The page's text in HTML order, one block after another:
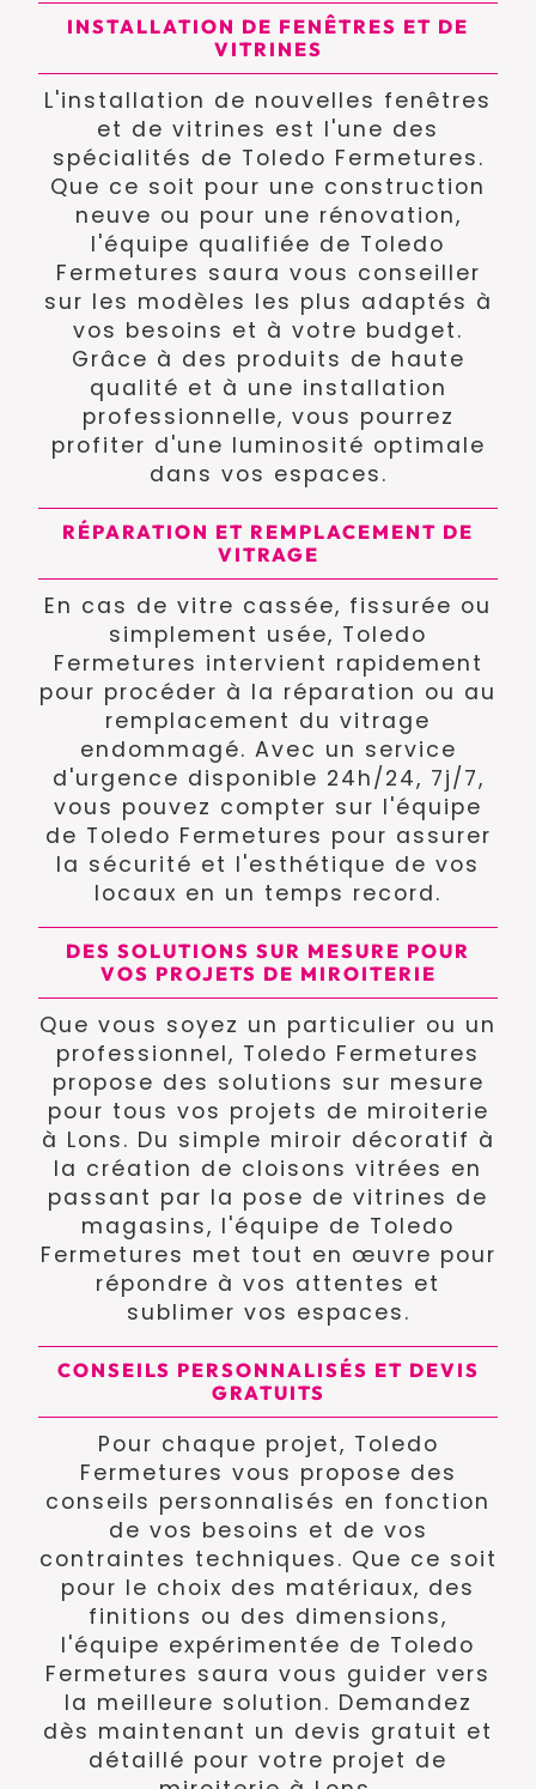
INSTALLATION DE FENÊTRES ET DE
VITRINES
L'installation de nouvelles fenêtres
et de vitrines est l'une des
spécialités de Toledo Fermetures.
Que ce soit pour une construction
neuve ou pour une rénovation,
l'équipe qualifiée de Toledo
Fermetures saura vous conseiller
sur les modèles les plus adaptés à
vos besoins et à votre budget.
Grâce à des produits de haute
qualité et à une installation
professionnelle, vous pourrez
profiter d'une luminosité optimale
dans vos espaces.
RÉPARATION ET REMPLACEMENT DE
VITRAGE
En cas de vitre cassée, fissurée ou
simplement usée, Toledo
Fermetures intervient rapidement
pour procéder à la réparation ou au
remplacement du vitrage
endommagé. Avec un service
d'urgence disponible 24h/24, 7j/7,
vous pouvez compter sur l'équipe
de Toledo Fermetures pour assurer
la sécurité et l'esthétique de vos
locaux en un temps record.
DES SOLUTIONS SUR MESURE POUR
VOS PROJETS DE MIROITERIE
Que vous soyez un particulier ou un
professionnel, Toledo Fermetures
propose des solutions sur mesure
pour tous vos projets de miroiterie
à Lons. Du simple miroir décoratif à
la création de cloisons vitrées en
passant par la pose de vitrines de
magasins, l'équipe de Toledo
Fermetures met tout en œuvre pour
répondre à vos attentes et
sublimer vos espaces.
CONSEILS PERSONNALISÉS ET DEVIS
GRATUITS
Pour chaque projet, Toledo
Fermetures vous propose des
conseils personnalisés en fonction
de vos besoins et de vos
contraintes techniques. Que ce soit
pour le choix des matériaux, des
finitions ou des dimensions,
l'équipe expérimentée de Toledo
Fermetures saura vous guider vers
la meilleure solution. Demandez
dès maintenant un devis gratuit et
détaillé pour votre projet de